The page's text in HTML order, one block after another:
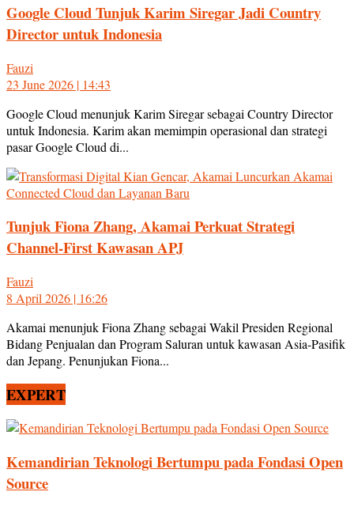
Google Cloud Tunjuk Karim Siregar Jadi Country
Director untuk Indonesia
Fauzi
23 June 2026 | 14:43
Google Cloud menunjuk Karim Siregar sebagai Country Director
untuk Indonesia. Karim akan memimpin operasional dan strategi
pasar Google Cloud di...
Tunjuk Fiona Zhang, Akamai Perkuat Strategi
Channel-First Kawasan APJ
Fauzi
8 April 2026 | 16:26
Akamai menunjuk Fiona Zhang sebagai Wakil Presiden Regional
Bidang Penjualan dan Program Saluran untuk kawasan Asia-Pasifik
dan Jepang. Penunjukan Fiona...
EXPERT
Kemandirian Teknologi Bertumpu pada Fondasi Open
Source